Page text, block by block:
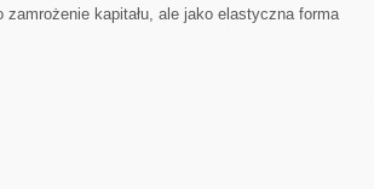
kapitału, ale jako elastyczna forma